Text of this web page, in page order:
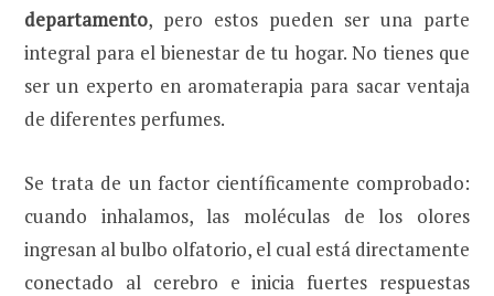
departamento, pero estos pueden ser una parte
integral para el bienestar de tu hogar. No tienes que
ser un experto en aromaterapia para sacar ventaja
de diferentes perfumes.
Se trata de un factor científicamente comprobado:
cuando inhalamos, las moléculas de los olores
ingresan al bulbo olfatorio, el cual está directamente
conectado al cerebro e inicia fuertes respuestas